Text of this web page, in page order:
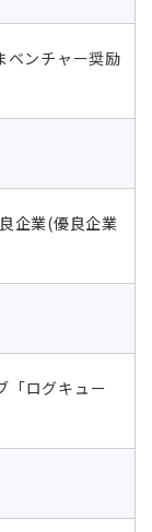
ベンチャー奨励
企業(優良企業
「ログキュー